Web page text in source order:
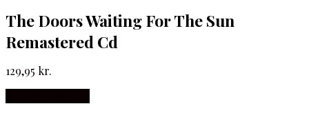
The Doors Waiting For The Sun
Remastered Cd
129,95 kr.